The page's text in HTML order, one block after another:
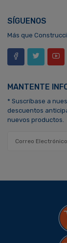
SÍGUENOS
Más que
MANTENTE
* Suscríbase a
descuentos
nuevos productos.